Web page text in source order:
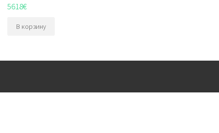
5618€
В корзину